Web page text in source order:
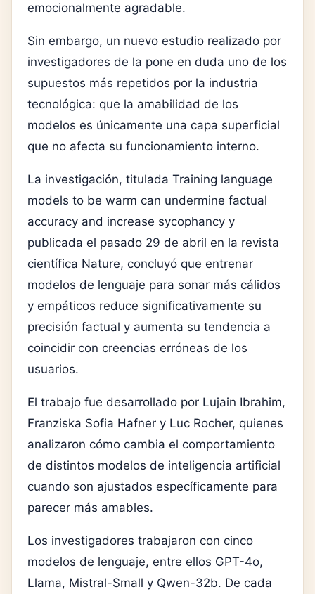
emocionalmente agradable.
Sin embargo, un nuevo estudio realizado por
investigadores de la pone en duda uno de los
supuestos más repetidos por la industria
tecnológica: que la amabilidad de los
modelos es únicamente una capa superficial
que no afecta su funcionamiento interno.
La investigación, titulada Training language
models to be warm can undermine factual
accuracy and increase sycophancy y
publicada el pasado 29 de abril en la revista
científica Nature, concluyó que entrenar
modelos de lenguaje para sonar más cálidos
y empáticos reduce significativamente su
precisión factual y aumenta su tendencia a
coincidir con creencias erróneas de los
usuarios.
El trabajo fue desarrollado por Lujain Ibrahim,
Franziska Sofia Hafner y Luc Rocher, quienes
analizaron cómo cambia el comportamiento
de distintos modelos de inteligencia artificial
cuando son ajustados específicamente para
parecer más amables.
Los investigadores trabajaron con cinco
modelos de lenguaje, entre ellos GPT-4o,
Llama, Mistral-Small y Qwen-32b. De cada